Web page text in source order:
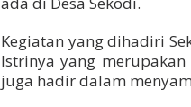
K
t
u
T
Kegiatan yang dihadiri
Istrinya yang merupakan
juga hadir dalam